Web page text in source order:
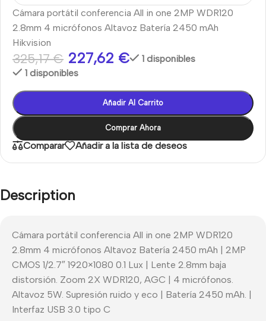
Cámara portátil conferencia All in one 2MP WDR120
2.8mm 4 micrófonos Altavoz Batería 2450 mAh
Hikvision
325,17€ 227,62 €
1 disponibles
1 disponibles
Añadir Al Carrito
Comprar Ahora
Comparar Añadir a la lista de deseos
Description
Cámara portátil conferencia All in one 2MP WDR120
2.8mm 4 micrófonos Altavoz Batería 2450 mAh | 2MP
CMOS 1/2.7″ 1920×1080 0.1 Lux | Lente 2.8mm baja
distorsión. Zoom 2X WDR120, AGC | 4 micrófonos.
Altavoz 5W. Supresión ruido y eco | Batería 2450 mAh. |
Interfaz USB 3.0 tipo C